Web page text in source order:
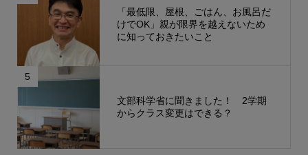
「最低限、屋根、ごはん、お風呂だ
けでOK」親が限界を越えないため
に知っておきたいこと
5
文部科学省に聞きました！ 2学期
からクラス変更はできる？